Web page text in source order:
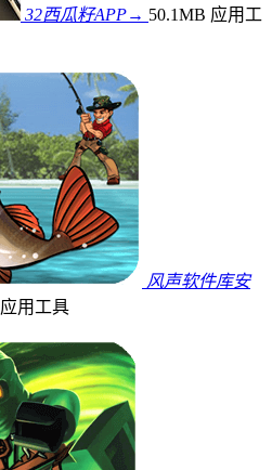
32西瓜籽APP→ 50.1MB 应用工
风声软件库安
应用工具